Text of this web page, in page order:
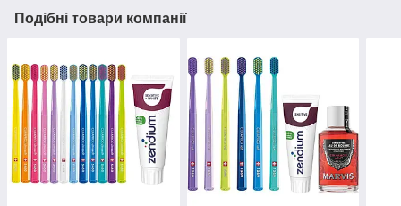
Подібні товари компанії